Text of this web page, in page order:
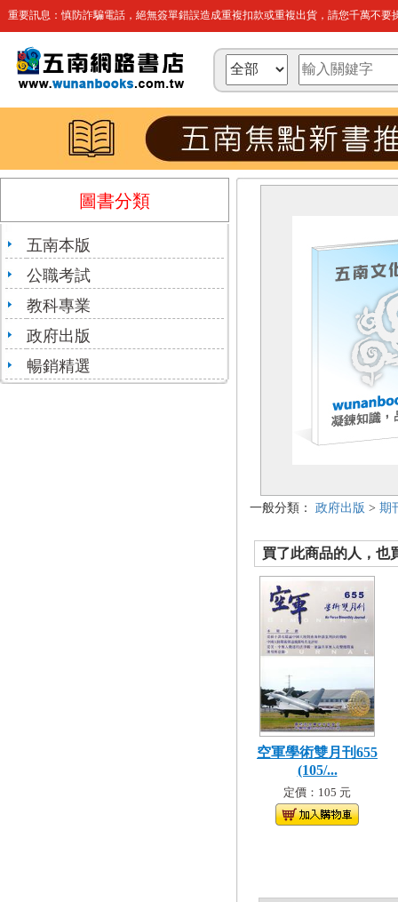
重要訊息：慎防詐騙電話，絕無簽單錯誤造成重複扣款或重複出貨，請您千萬不要
圖書分類
五南本版
公職考試
教科專業
政府出版
暢銷精選
一般分類： 政府出版 > 期
買了此商品的人，也
空軍學術雙月刊655
(105/...
定價：105 元